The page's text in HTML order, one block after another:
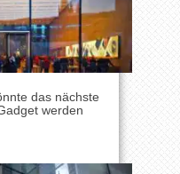
das nächste
werden